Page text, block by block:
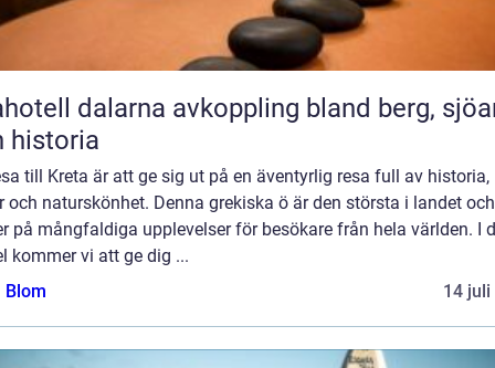
avkoppling bland berg, sjöar
historia
till Kreta är att ge sig ut på en äventyrlig resa full av historia,
och naturskönhet. Denna grekiska ö är den största i landet och
på mångfaldiga upplevelser för besökare från hela världen. I
kommer vi att ge dig ...
Blom
14 juli